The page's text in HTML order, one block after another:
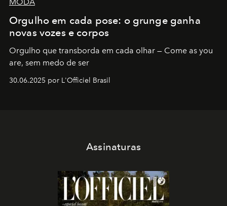
Orgulho em cada pose: o grunge ganha
novas vozes e corpos
Orgulho que transborda em cada olhar — Come as you
are, sem medo de ser
30.06.2025 por L'Officiel Brasil
Assinaturas